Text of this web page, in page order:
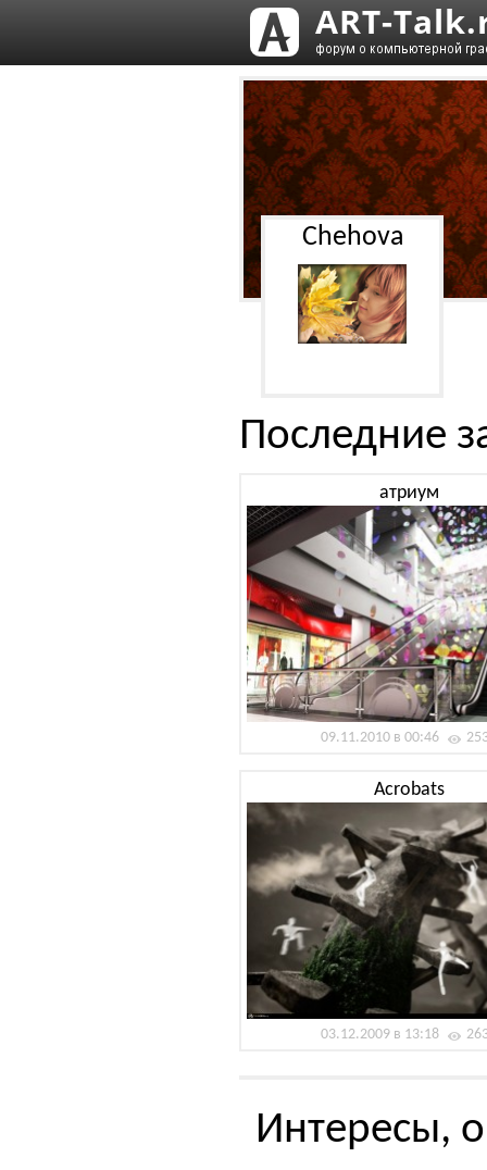
Chehova
Последние
атриум
09.11.2010 в 00:46
Acrobats
03.12.2009 в 13:18
Интересы,